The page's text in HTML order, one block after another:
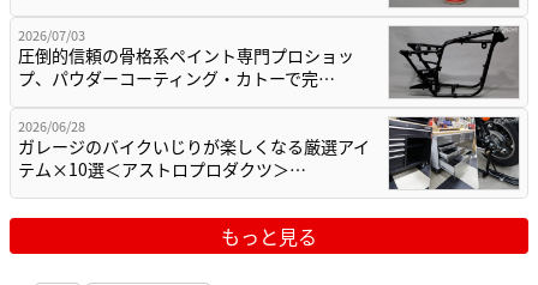
2026/07/03
圧倒的信頼の骨格系ペイント専門プロショッ
プ、パウダーコーティング・カトーで完…
2026/06/28
ガレージのバイクいじりが楽しくなる厳選アイ
テム×10選＜アストロプロダクツ＞…
もっと見る